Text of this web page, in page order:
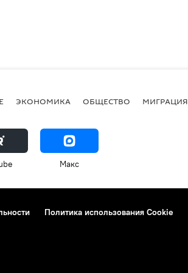
ЭКОНОМИКА ОБЩЕСТВО МИГРАЦИЯ
Макс
Политика использования Cookie